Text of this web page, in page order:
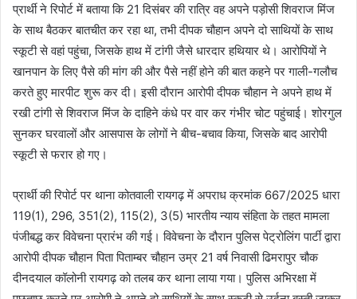
प्रार्थी ने रिपोर्ट में बताया कि 21 दिसंबर की रात्रि वह अपने पड़ोसी शिवराज मिंज
के साथ बैठकर बातचीत कर रहा था, तभी दीपक चौहान अपने दो साथियों के साथ
स्कूटी से वहां पहुंचा, जिसके हाथ में टांगी जैसे धारदार हथियार थे। आरोपियों ने
खानपान के लिए पैसे की मांग की और पैसे नहीं होने की बात कहने पर गाली-गलौच
करते हुए मारपीट शुरू कर दी। इसी दौरान आरोपी दीपक चौहान ने अपने हाथ में
रखी टांगी से शिवराज मिंज के दाहिने कंधे पर वार कर गंभीर चोट पहुंचाई। शोरगुल
सुनकर घरवालों और आसपास के लोगों ने बीच-बचाव किया, जिसके बाद आरोपी
स्कूटी से फरार हो गए।
प्रार्थी की रिपोर्ट पर थाना कोतवाली रायगढ़ में अपराध क्रमांक 667/2025 धारा
119(1), 296, 351(2), 115(2), 3(5) भारतीय न्याय संहिता के तहत मामला
पंजीबद्ध कर विवेचना प्रारंभ की गई। विवेचना के दौरान पुलिस पेट्रोलिंग पार्टी द्वारा
आरोपी दीपक चौहान पिता पिताम्बर चौहान उम्र 21 वर्ष निवासी ढिमरापुर चौक
दीनदयाल कॉलोनी रायगढ़ को तलब कर थाना लाया गया। पुलिस अभिरक्षा में